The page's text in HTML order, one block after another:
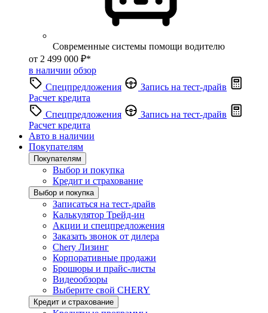
Современные системы помощи водителю
от 2 499 000 ₽*
в наличии обзор
Спецпредложения
Запись на тест-драйв
Расчет кредита
Спецпредложения
Запись на тест-драйв
Расчет кредита
Авто в наличии
Покупателям
Покупателям
Выбор и покупка
Кредит и страхование
Выбор и покупка
Записаться на тест-драйв
Калькулятор Трейд-ин
Акции и спецпредложения
Заказать звонок от дилера
Chery Лизинг
Корпоративные продажи
Брошюры и прайс-листы
Видеообзоры
Выберите свой CHERY
Кредит и страхование